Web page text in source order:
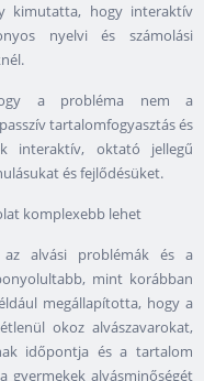
kimutatta, hogy interaktív
nyelvi és számolási
a probléma nem a
tartalomfogyasztás és
interaktív, oktató jellegű
és fejlődésüket.
komplexebb lehet
alvási problémák és a
mint korábban
megállapította, hogy a
okoz alvászavarokat,
időpontja és a tartalom
gyermekek alvásminőségét